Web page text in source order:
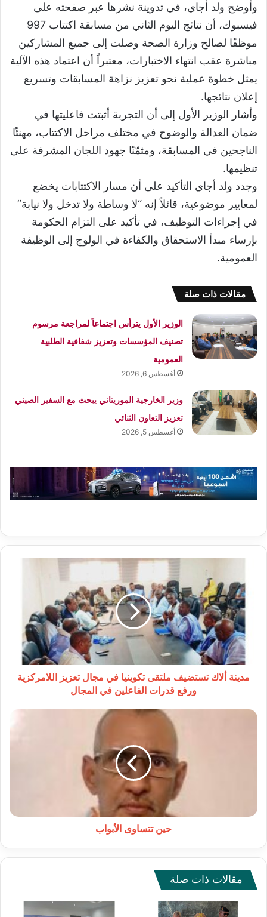
وأوضح ولد أجاي، في تدوينة نشرها عبر صفحته على
فيسبوك، أن نتائج اليوم الثاني من مسابقة اكتتاب 997
موظفًا لصالح وزارة الصحة وصلت إلى جميع المشاركين
مباشرة عقب انتهاء الاختبارات، معتبراً أن اعتماد هذه الآلية
يمثل خطوة عملية نحو تعزيز نزاهة المسابقات وتسريع
إعلان نتائجها.
وأشار الوزير الأول إلى أن التجربة أثبتت فاعليتها في
ضمان العدالة والوضوح في مختلف مراحل الاكتتاب، مهنئًا
الناجحين في المسابقة، ومثمّنًا جهود اللجان المشرفة على
تنظيمها.
وجدد ولد أجاي التأكيد على أن مسار الاكتتابات يخضع
لمعايير موضوعية، قائلاً إنه “لا وساطة ولا تدخل ولا نيابة”
في إجراءات التوظيف، في تأكيد على التزام الحكومة
بإرساء مبدأ الاستحقاق والكفاءة في الولوج إلى الوظيفة
العمومية.
مقالات ذات صلة
الوزير الأول يترأس اجتماعاً لمراجعة مرسوم
تصنيف المؤسسات وتعزيز شفافية الطلبية
العمومية
أغسطس 6, 2026
وزير الخارجية الموريتاني يبحث مع السفير الصيني
تعزيز التعاون الثنائي
أغسطس 5, 2026
تستضيف
ملتقى
تكوينيا
مجال
تعزيز
اللامركزية
ورفع
في
مدينة ألاك تستضيف ملتقى تكوينيا في مجال تعزيز اللامركزية
ورفع قدرات الفاعلين في المجال
حين
حين تتساوى الأبواب
مقالات ذات صلة